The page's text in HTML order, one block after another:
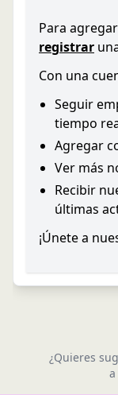
Para
registrar
Con una
Seguir
tiempo
Agregar
Ver más
Recibir
últimas
¡Únete a
¿Quieres
a